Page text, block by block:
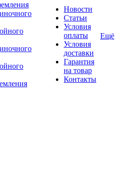
Новости
Статьи
Условия
оплаты
Условия
доставки
Гарантия
на товар
Контакты
Ещё